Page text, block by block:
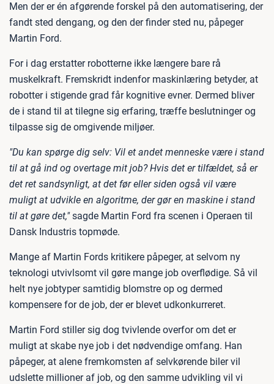
Men der er én afgørende forskel på den automatisering, der
fandt sted dengang, og den der finder sted nu, påpeger
Martin Ford.
For i dag erstatter robotterne ikke længere bare rå
muskelkraft. Fremskridt indenfor maskinlæring betyder, at
robotter i stigende grad får kognitive evner. Dermed bliver
de i stand til at tilegne sig erfaring, træffe beslutninger og
tilpasse sig de omgivende miljøer.
"Du kan spørge dig selv: Vil et andet menneske være i stand
til at gå ind og overtage mit job? Hvis det er tilfældet, så er
det ret sandsynligt, at det før eller siden også vil være
muligt at udvikle en algoritme, der gør en maskine i stand
til at gøre det,"sagde Martin Ford fra scenen i Operaen til
Dansk Industris topmøde.
Mange af Martin Fords kritikere påpeger, at selvom ny
teknologi utvivlsomt vil gøre mange job overflødige. Så vil
helt nye jobtyper samtidig blomstre op og dermed
kompensere for de job, der er blevet udkonkurreret.
Martin Ford stiller sig dog tvivlende overfor om det er
muligt at skabe nye job i det nødvendige omfang. Han
påpeger, at alene fremkomsten af selvkørende biler vil
udslette millioner af job, og den samme udvikling vil vi